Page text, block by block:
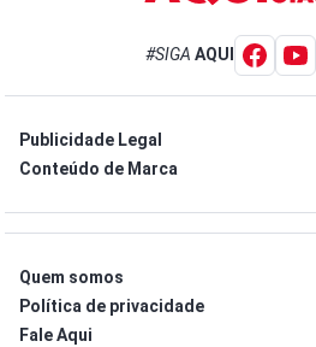
#SIGA AQUI
Publicidade Legal
Conteúdo de Marca
Quem somos
Política de privacidade
Fale Aqui